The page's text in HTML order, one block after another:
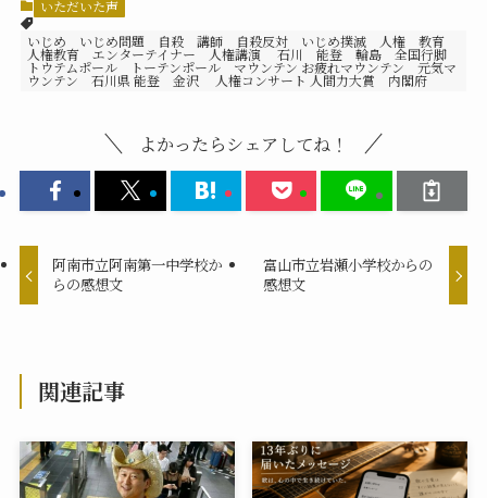
いただいた声
いじめ いじめ問題 自殺 講師 自殺反対 いじめ撲滅 人権 教育
人権教育 エンターテイナー 人権講演 石川 能登 輪島 全国行脚
トウテムポール トーテンポール マウンテン お疲れマウンテン 元気マ
ウンテン 石川県 能登 金沢 人権コンサート 人間力大賞 内閣府
よかったらシェアしてね！
阿南市立阿南第一中学校か
らの感想文
富山市立岩瀬小学校からの
感想文
関連記事